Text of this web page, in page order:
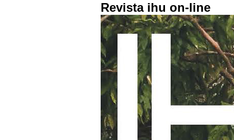
Revista ihu on-line